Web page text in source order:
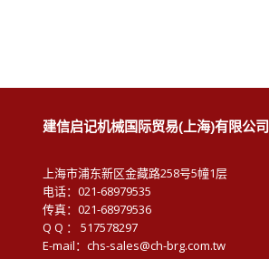
建信启记机械国际贸易(上海)有限公司
上海市浦东新区金藏路258号5幢1层
电话：021-68979535
传真：021-68979536
Q Q ： 517578297
E-mail：chs-sales@ch-brg.com.tw